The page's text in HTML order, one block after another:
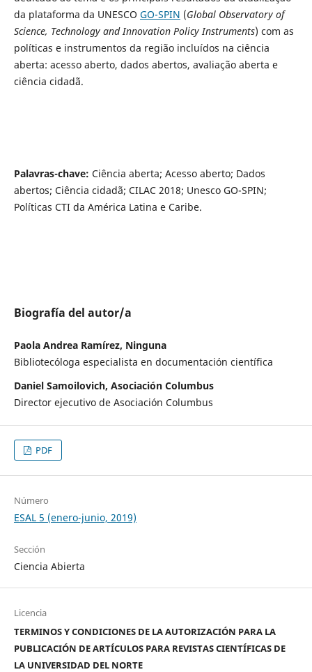
da plataforma da UNESCO GO-SPIN (Global Observatory of
Science, Technology and Innovation Policy Instruments) com as
políticas e instrumentos da região incluídos na ciência
aberta: acesso aberto, dados abertos, avaliação aberta e
ciência cidadã.
Palavras-chave: Ciência aberta; Acesso aberto; Dados
abertos; Ciência cidadã; CILAC 2018; Unesco GO-SPIN;
Políticas CTI da América Latina e Caribe.
Biografía del autor/a
Paola Andrea Ramírez, Ninguna
Bibliotecóloga especialista en documentación científica
Daniel Samoilovich, Asociación Columbus
Director ejecutivo de Asociación Columbus
PDF
Número
ESAL 5 (enero-junio, 2019)
Sección
Ciencia Abierta
Licencia
TERMINOS Y CONDICIONES DE LA AUTORIZACIÓN PARA LA
PUBLICACIÓN DE ARTÍCULOS PARA REVISTAS CIENTÍFICAS DE
LA UNIVERSIDAD DEL NORTE